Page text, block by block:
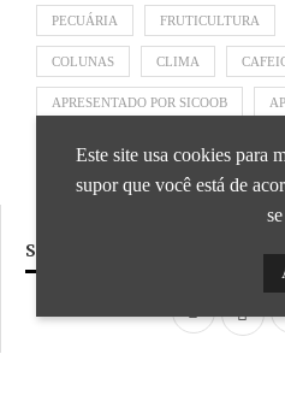
PECUÁRIA FRUTICULTURA
COLUNAS CLIMA
APRESENTADO POR SICOOB
SIGA NOSSAS REDES SOCIAIS
Este site usa cookies para
supor que você está de